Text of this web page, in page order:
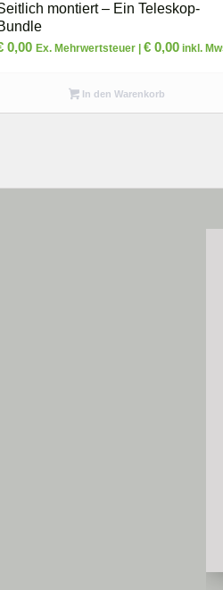
montiert – Ein Teleskop-
0,00 Ex. Mehrwertsteuer |€ 0,00 inkl.
In den Warenkorb